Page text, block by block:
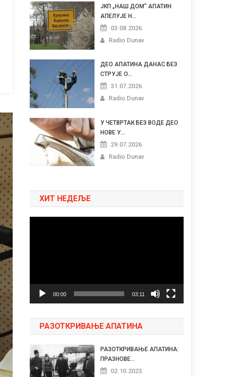
ЈКП „НАШ ДОМ“ АПАТИН
АПЕЛУЈЕ Н...
03.08.2026.
Radio Dunav
ДЕО АПАТИНА ДАНАС БЕЗ
СТРУЈЕ О...
31.07.2026.
Radio Dunav
У ЧЕТВРТАК БЕЗ ВОДЕ ДЕО
НОВЕ У...
29.07.2026.
Radio Dunav
ХИТ НЕДЕЉЕ
00:00 03:11
РАЗОТКРИВАЊЕ АПАТИНА
РАЗОТКРИВАЊЕ АПАТИНА:
ПРАЗНОВЕ...
02.10.2023.